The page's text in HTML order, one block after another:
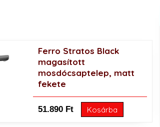
Ferro Stratos Black
magasított
mosdócsaptelep, matt
fekete
51.890 Ft Kosárba